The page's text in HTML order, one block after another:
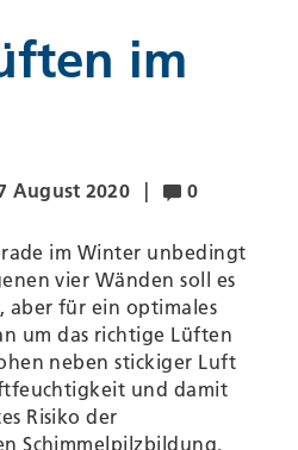
im
August 2020 0
im Winter unbedingt
vier Wänden soll es
aber für ein optimales
um das richtige Lüften
neben stickiger Luft
und damit
Risiko der
Schimmelpilzbildung.